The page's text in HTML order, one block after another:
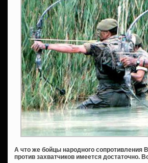
А что же бойцы народного сопротивления
против захватчиков имеется достаточно.